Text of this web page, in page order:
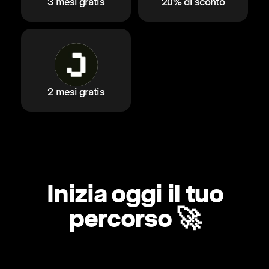
2 mesi gratis
Inizia oggi il tuo
percorso 🚀